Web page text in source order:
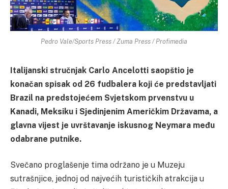
Pedro Vale/Sports Press / Zuma Press / Profimedia
Italijanski stručnjak Carlo Ancelotti saopštio je
konačan spisak od 26 fudbalera koji će predstavljati
Brazil na predstojećem Svjetskom prvenstvu u
Kanadi, Meksiku i Sjedinjenim Američkim Državama, a
glavna vijest je uvrštavanje iskusnog Neymara među
odabrane putnike.
Svečano proglašenje tima održano je u Muzeju
sutrašnjice, jednoj od najvećih turističkih atrakcija u